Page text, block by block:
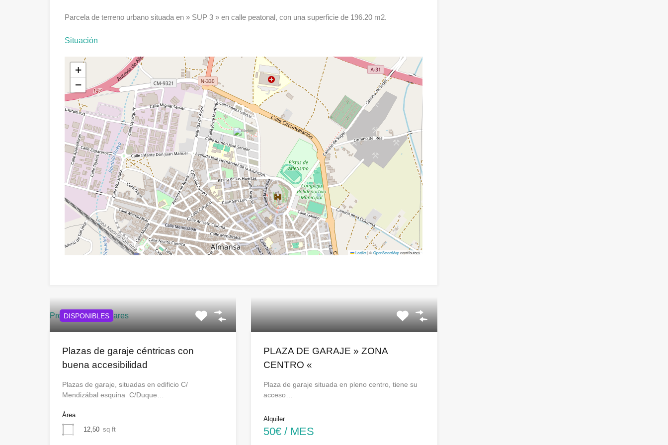
Parcela de terreno urbano situada en » SUP 3 » en calle peatonal, con una superficie de 196.20 m2.
Situación
+
−
Leaflet|©OpenStreetMapcontributors
Propiedades similares
DISPONIBLES
Plazas de garaje céntricas con
buena accesibilidad
Plazas de garaje, situadas en edificio C/
Mendizábal esquina C/Duque…
Área
12,50 sq ft
PLAZA DE GARAJE » ZONA
CENTRO «
Plaza de garaje situada en pleno centro, tiene su
acceso…
Alquiler
50€ / MES